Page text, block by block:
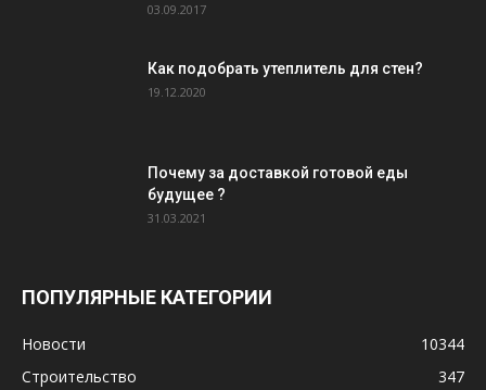
03.09.2017
Как подобрать утеплитель для стен?
19.12.2020
Почему за доставкой готовой еды
будущее ?
31.03.2021
ПОПУЛЯРНЫЕ КАТЕГОРИИ
Новости
10344
Строительство
347